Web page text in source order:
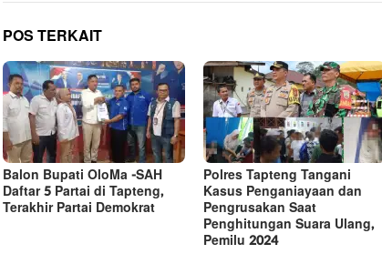
POS TERKAIT
Balon Bupati OloMa -SAH
Daftar 5 Partai di Tapteng,
Terakhir Partai Demokrat
Polres Tapteng Tangani
Kasus Penganiayaan dan
Pengrusakan Saat
Penghitungan Suara Ulang,
Pemilu 2024